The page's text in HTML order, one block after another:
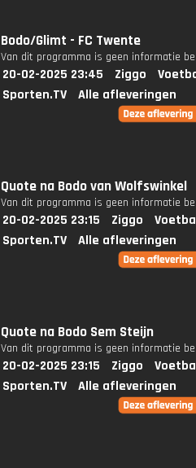
Bodo/Glimt - FC Twente
Van dit programma is geen informatie
20-02-2025 23:45 Ziggo
Sporten.TV
Alle afleveringen
Quote na Bodo van Wolfswinkel
Van dit programma is geen informatie
20-02-2025 23:15 Ziggo
Sporten.TV
Alle afleveringen
Quote na Bodo Sem Steijn
Van dit programma is geen informatie
20-02-2025 23:15 Ziggo
Sporten.TV
Alle afleveringen